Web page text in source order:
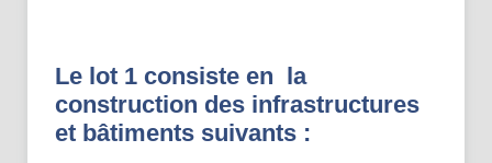
Le lot 1 consiste en la
construction des infrastructures
et bâtiments suivants :